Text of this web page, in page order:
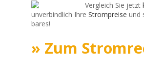
Vergleich Sie jetzt
unverbindlich Ihre Strompreise und
bares!
» Zum